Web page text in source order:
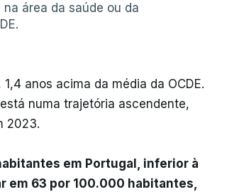
área da saúde ou da
anos acima da média da OCDE.
numa trajetória ascendente,
2023.
em Portugal, inferior à
em 63 por 100.000 habitantes,